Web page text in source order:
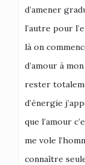
d’amener
l’autre pour
là on
d’amour à
rester
d’énergie
que l’amour
me vole
connaître